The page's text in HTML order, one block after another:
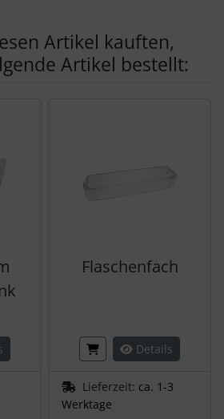
Artikel kauften,
Artikel bestellt:
Flaschenfach
Details
Lieferzeit: ca. 1-3
Werktage